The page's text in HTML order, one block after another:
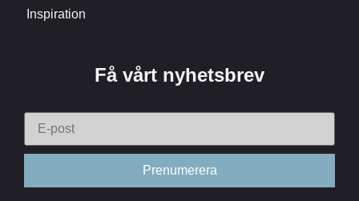
Inspiration
Få vårt nyhetsbrev